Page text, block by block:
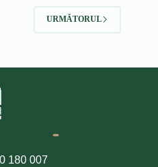
URMĂTORUL
180 007